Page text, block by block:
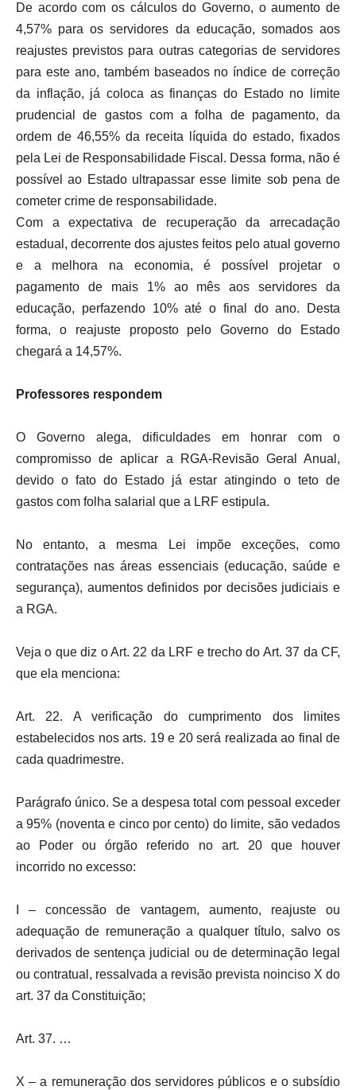
De acordo com os cálculos do Governo, o aumento de
4,57% para os servidores da educação, somados aos
reajustes previstos para outras categorias de servidores
para este ano, também baseados no índice de correção
da inflação, já coloca as finanças do Estado no limite
prudencial de gastos com a folha de pagamento, da
ordem de 46,55% da receita líquida do estado, fixados
pela Lei de Responsabilidade Fiscal. Dessa forma, não é
possível ao Estado ultrapassar esse limite sob pena de
cometer crime de responsabilidade.
Com a expectativa de recuperação da arrecadação
estadual, decorrente dos ajustes feitos pelo atual governo
e a melhora na economia, é possível projetar o
pagamento de mais 1% ao mês aos servidores da
educação, perfazendo 10% até o final do ano. Desta
forma, o reajuste proposto pelo Governo do Estado
chegará a 14,57%.
Professores respondem
O Governo alega, dificuldades em honrar com o
compromisso de aplicar a RGA-Revisão Geral Anual,
devido o fato do Estado já estar atingindo o teto de
gastos com folha salarial que a LRF estipula.
No entanto, a mesma Lei impõe exceções, como
contratações nas áreas essenciais (educação, saúde e
segurança), aumentos definidos por decisões judiciais e
a RGA.
Veja o que diz o Art. 22 da LRF e trecho do Art. 37 da CF,
que ela menciona:
Art. 22. A verificação do cumprimento dos limites
estabelecidos nos arts. 19 e 20 será realizada ao final de
cada quadrimestre.
Parágrafo único. Se a despesa total com pessoal exceder
a 95% (noventa e cinco por cento) do limite, são vedados
ao Poder ou órgão referido no art. 20 que houver
incorrido no excesso:
I – concessão de vantagem, aumento, reajuste ou
adequação de remuneração a qualquer título, salvo os
derivados de sentença judicial ou de determinação legal
ou contratual, ressalvada a revisão prevista noinciso X do
art. 37 da Constituição;
Art. 37. …
X – a remuneração dos servidores públicos e o subsídio